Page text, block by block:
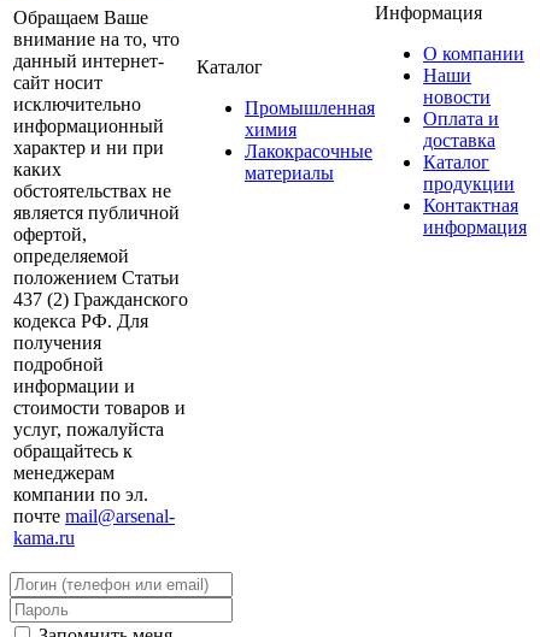
Обращаем Ваше
внимание на то, что
данный интернет-
сайт носит
исключительно
информационный
характер и ни при
каких
обстоятельствах не
является публичной
офертой,
определяемой
положением Статьи
437 (2) Гражданского
кодекса РФ. Для
получения
подробной
информации и
стоимости товаров и
услуг, пожалуйста
обращайтесь к
менеджерам
компании по эл.
почте mail@arsenal-
kama.ru
Каталог
Промышленная
химия
Лакокрасочные
материалы
Информация
О компании
Наши
новости
Оплата и
доставка
Каталог
продукции
Контактная
информация